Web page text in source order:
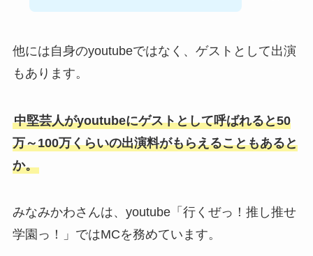
他には自身のyoutubeではなく、ゲストとして出演
もあります。
中堅芸人がyoutubeにゲストとして呼ばれると50
万～100万くらいの出演料がもらえることもあると
か。
みなみかわさんは、youtube「行くぜっ！推し推せ
学園っ！」ではMCを務めています。